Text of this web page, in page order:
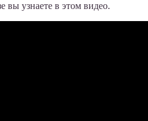
вы узнаете в этом видео.